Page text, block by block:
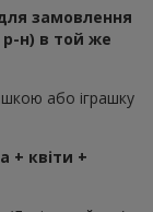
замовлення
н) в той же
або іграшку
+ квіти +